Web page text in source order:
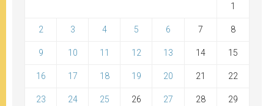
1
2 3 4 5 6 7 8
9 10 11 12 13 14 15
16 17 18 19 20 21 22
23 24 25 26 27 28 29